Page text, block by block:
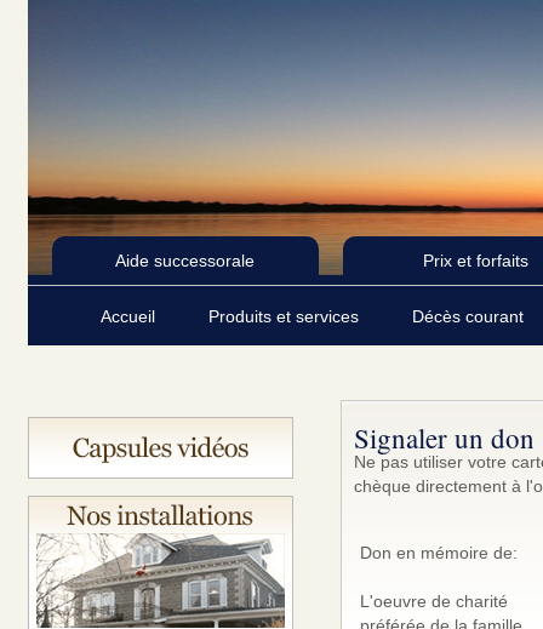
Aide successorale Prix et forfaits
Accueil Produits et services Décès courant
Signaler un don
Ne pas utiliser votre
chèque directement à
Don en mémoire de:
L'oeuvre de charité